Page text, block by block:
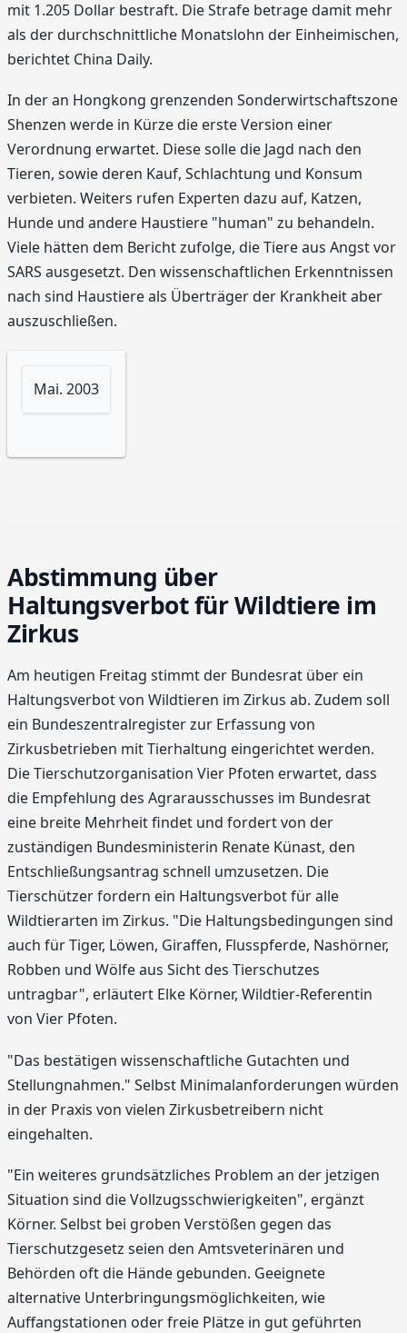
mit 1.205 Dollar bestraft. Die Strafe betrage damit mehr
als der durchschnittliche Monatslohn der Einheimischen,
berichtet China Daily.
In der an Hongkong grenzenden Sonderwirtschaftszone
Shenzen werde in Kürze die erste Version einer
Verordnung erwartet. Diese solle die Jagd nach den
Tieren, sowie deren Kauf, Schlachtung und Konsum
verbieten. Weiters rufen Experten dazu auf, Katzen,
Hunde und andere Haustiere "human" zu behandeln.
Viele hätten dem Bericht zufolge, die Tiere aus Angst vor
SARS ausgesetzt. Den wissenschaftlichen Erkenntnissen
nach sind Haustiere als Überträger der Krankheit aber
auszuschließen.
Mai. 2003
Abstimmung über
Haltungsverbot für Wildtiere im
Zirkus
Am heutigen Freitag stimmt der Bundesrat über ein
Haltungsverbot von Wildtieren im Zirkus ab. Zudem soll
ein Bundeszentralregister zur Erfassung von
Zirkusbetrieben mit Tierhaltung eingerichtet werden.
Die Tierschutzorganisation Vier Pfoten erwartet, dass
die Empfehlung des Agrarausschusses im Bundesrat
eine breite Mehrheit findet und fordert von der
zuständigen Bundesministerin Renate Künast, den
Entschließungsantrag schnell umzusetzen. Die
Tierschützer fordern ein Haltungsverbot für alle
Wildtierarten im Zirkus. "Die Haltungsbedingungen sind
auch für Tiger, Löwen, Giraffen, Flusspferde, Nashörner,
Robben und Wölfe aus Sicht des Tierschutzes
untragbar", erläutert Elke Körner, Wildtier-Referentin
von Vier Pfoten.
"Das bestätigen wissenschaftliche Gutachten und
Stellungnahmen." Selbst Minimalanforderungen würden
in der Praxis von vielen Zirkusbetreibern nicht
eingehalten.
"Ein weiteres grundsätzliches Problem an der jetzigen
Situation sind die Vollzugsschwierigkeiten", ergänzt
Körner. Selbst bei groben Verstößen gegen das
Tierschutzgesetz seien den Amtsveterinären und
Behörden oft die Hände gebunden. Geeignete
alternative Unterbringungsmöglichkeiten, wie
Auffangstationen oder freie Plätze in gut geführten